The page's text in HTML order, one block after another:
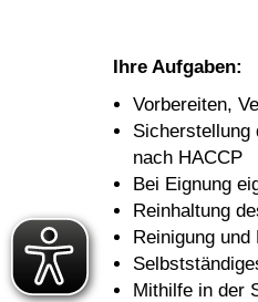
Ihre Aufgaben:
Vorbereiten,
Sicherstellung
nach HACCP
Bei Eignung
Reinhaltung
Reinigung
Mithilfe in der